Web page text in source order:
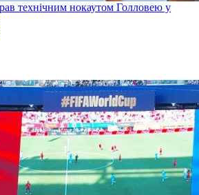
технічним нокаутом Голловею у